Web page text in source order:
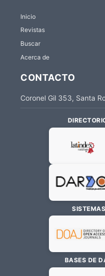
Inicio
Revistas
Buscar
Acerca de
CONTACTO
Coronel Gil 353, Santa
BASES DE